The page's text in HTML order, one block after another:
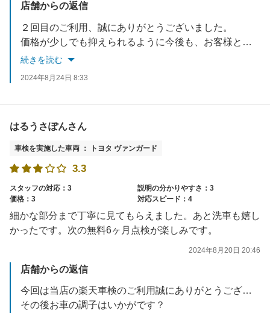
店舗からの返信
２回目のご利用、誠にありがとうございました。
価格が少しでも抑えられるように今後も、お客様と相談をしながらお見積もりさせて頂ければと思います。
またのご利用、お待ちしております。
続きを読む
2024年8月24日 8:33
はるうさぽんさん
車検を実施した車両 ： トヨタ ヴァンガード
3.3
スタッフの対応：3
説明の分かりやすさ：3
価格：3
対応スピード：4
細かな部分まで丁寧に見てもらえました。あと洗車も嬉し
かったです。次の無料6ヶ月点検が楽しみです。
2024年8月20日 20:46
店舗からの返信
今回は当店の楽天車検のご利用誠にありがとうございました。
その後お車の調子はいかがです？